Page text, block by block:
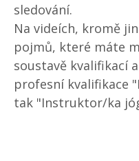
sledování.
Na videích, kromě
pojmů, které máte
soustavě kvalifikací
profesní kvalifikace
tak "Instruktor/ka